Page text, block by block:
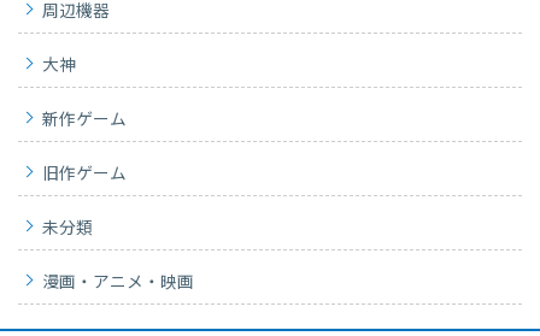
周辺機器
大神
新作ゲーム
旧作ゲーム
未分類
漫画・アニメ・映画